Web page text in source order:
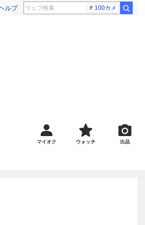
ルプ 100カメ
マイオク ウォッチ 出品